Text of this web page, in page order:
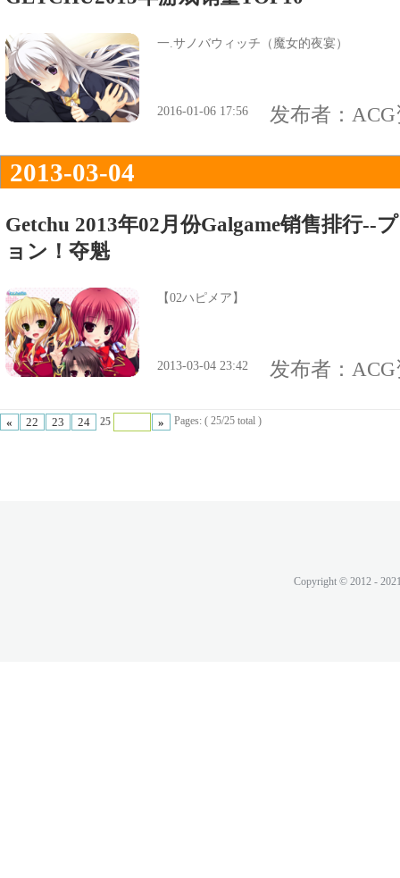
一.サノバウィッチ（魔女的夜宴）
2016-01-06 17:56 发布者：
2013-03-04
Getchu 2013年02月份Galgame销售排行
ョン！夺魁
【02ハピメア】
2013-03-04 23:42 发布者：
« 22 23 24 25 » Pages: ( 25/25 total )
Copyright © 2012 -